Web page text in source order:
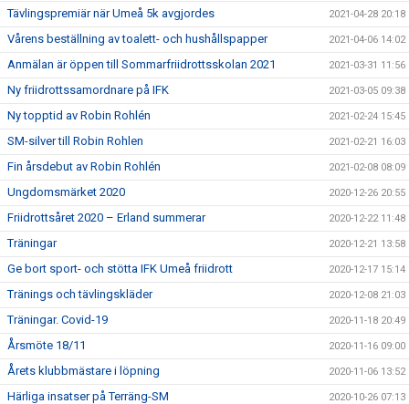
Tävlingspremiär när Umeå 5k avgjordes 2021-04-28 20:18
Vårens beställning av toalett- och hushållspapper 2021-04-06 14:02
Anmälan är öppen till Sommarfriidrottsskolan 2021 2021-03-31 11:56
Ny friidrottssamordnare på IFK 2021-03-05 09:38
Ny topptid av Robin Rohlén 2021-02-24 15:45
SM-silver till Robin Rohlen 2021-02-21 16:03
Fin årsdebut av Robin Rohlén 2021-02-08 08:09
Ungdomsmärket 2020 2020-12-26 20:55
Friidrottsåret 2020 – Erland summerar 2020-12-22 11:48
Träningar 2020-12-21 13:58
Ge bort sport- och stötta IFK Umeå friidrott 2020-12-17 15:14
Tränings och tävlingskläder 2020-12-08 21:03
Träningar. Covid-19 2020-11-18 20:49
Årsmöte 18/11 2020-11-16 09:00
Årets klubbmästare i löpning 2020-11-06 13:52
Härliga insatser på Terräng-SM 2020-10-26 07:13